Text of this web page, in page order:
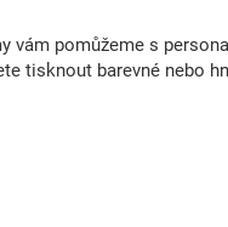
vám pomůžeme s
tisknout barevné nebo